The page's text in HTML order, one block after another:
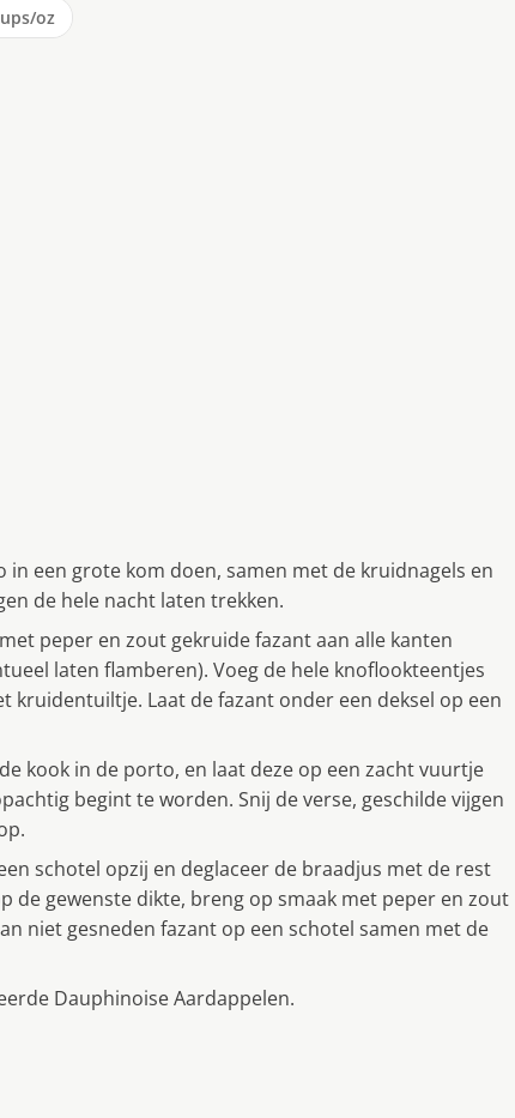
oz
een grote kom doen, samen met de kruidnagels en
de hele nacht laten trekken.
peper en zout gekruide fazant aan alle kanten
laten flamberen). Voeg de hele knoflookteentjes
kruidentuiltje. Laat de fazant onder een deksel op een
kook in de porto, en laat deze op een zacht vuurtje
begint te worden. Snij de verse, geschilde vijgen
schotel opzij en deglaceer de braadjus met de rest
de gewenste dikte, breng op smaak met peper en zout
niet gesneden fazant op een schotel samen met de
Dauphinoise Aardappelen.